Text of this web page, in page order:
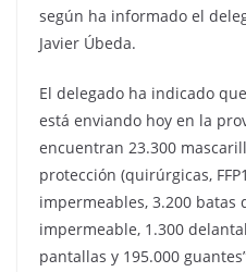
según ha informado el
Javier Úbeda.
El delegado ha indicado
está enviando hoy en la
encuentran 23.300
protección (quirúrgicas,
impermeables, 3.200 batas
impermeable, 1.300
pantallas y 195.000